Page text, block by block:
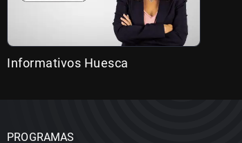
Informativos Huesca
PROGRAMAS